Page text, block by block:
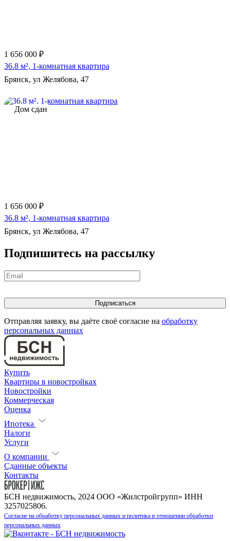
1 656 000 ₽
36.8 м², 1-комнатная квартира
Брянск, ул Желябова, 47
Дом сдан
1 656 000 ₽
36.8 м², 1-комнатная квартира
Брянск, ул Желябова, 47
Подпишитесь на рассылку
Отправляя заявку, вы даёте своё согласие на обработку
персональных данных
Купить
Квартиры в новостройках
Новостройки
Коммерческая
Оценка
Ипотека
Налоги
Услуги
О компании
Сданные объекты
Контакты
БСН недвижимость, 2024 ООО «Жилстройгрупп» ИНН
3257025806.
Согласие на обработку персональных данных и политика в отношении обработки
персональных данных